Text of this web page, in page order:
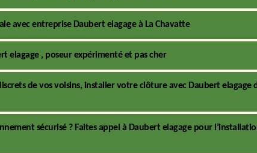
avec entreprise Daubert elagage à La Chavatte
elagage , poseur expérimenté et pas cher
de vos voisins, installer votre clôture avec Daubert elagage
sécurisé ? Faites appel à Daubert elagage pour